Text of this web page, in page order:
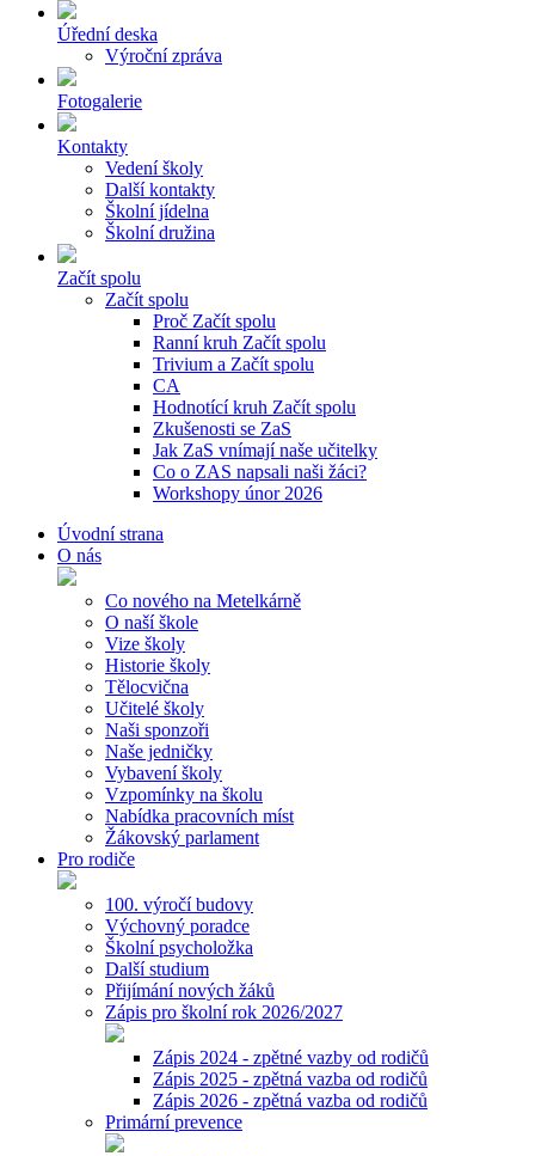
Úřední deska
Výroční zpráva
Fotogalerie
Kontakty
Vedení školy
Další kontakty
Školní jídelna
Školní družina
Začít spolu
Začít spolu
Proč Začít spolu
Ranní kruh Začít spolu
Trivium a Začít spolu
CA
Hodnotící kruh Začít spolu
Zkušenosti se ZaS
Jak ZaS vnímají naše učitelky
Co o ZAS napsali naši žáci?
Workshopy únor 2026
Úvodní strana
O nás
Co nového na Metelkárně
O naší škole
Vize školy
Historie školy
Tělocvična
Učitelé školy
Naši sponzoři
Naše jedničky
Vybavení školy
Vzpomínky na školu
Nabídka pracovních míst
Žákovský parlament
Pro rodiče
100. výročí budovy
Výchovný poradce
Školní psycholožka
Další studium
Přijímání nových žáků
Zápis pro školní rok 2026/2027
Zápis 2024 - zpětné vazby od rodičů
Zápis 2025 - zpětná vazba od rodičů
Zápis 2026 - zpětná vazba od rodičů
Primární prevence